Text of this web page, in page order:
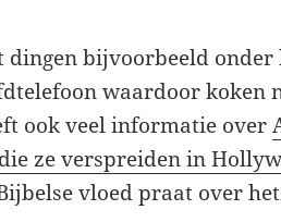
bijvoorbeeld onder
waardoor koken
ook veel informatie over
ze verspreiden in
vloed praat over